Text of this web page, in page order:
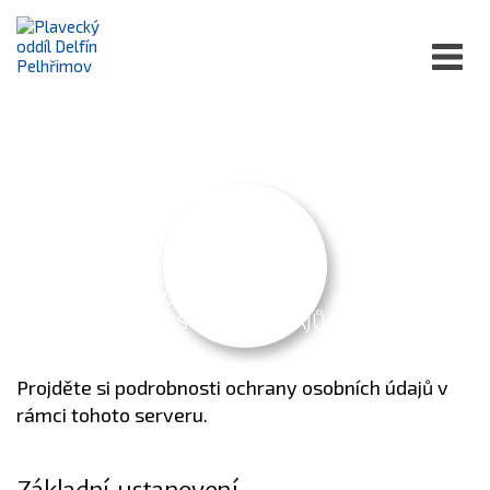
OSOBNÍCH ÚDAJŮ
Projděte si podrobnosti ochrany osobních údajů v
rámci tohoto serveru.